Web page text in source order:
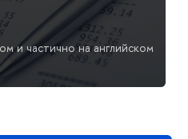
и частично на английском